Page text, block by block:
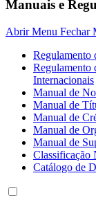
Manuais e
Abrir Menu Fechar
Regulamento
Regulamento
Internacionais
Manual de
Manual de
Manual de
Manual de
Manual de
Classificação
Catálogo de